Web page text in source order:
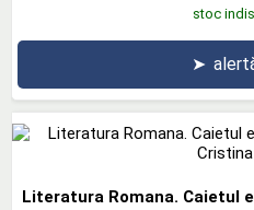
stoc
➤
Literatura Romana. Caietul